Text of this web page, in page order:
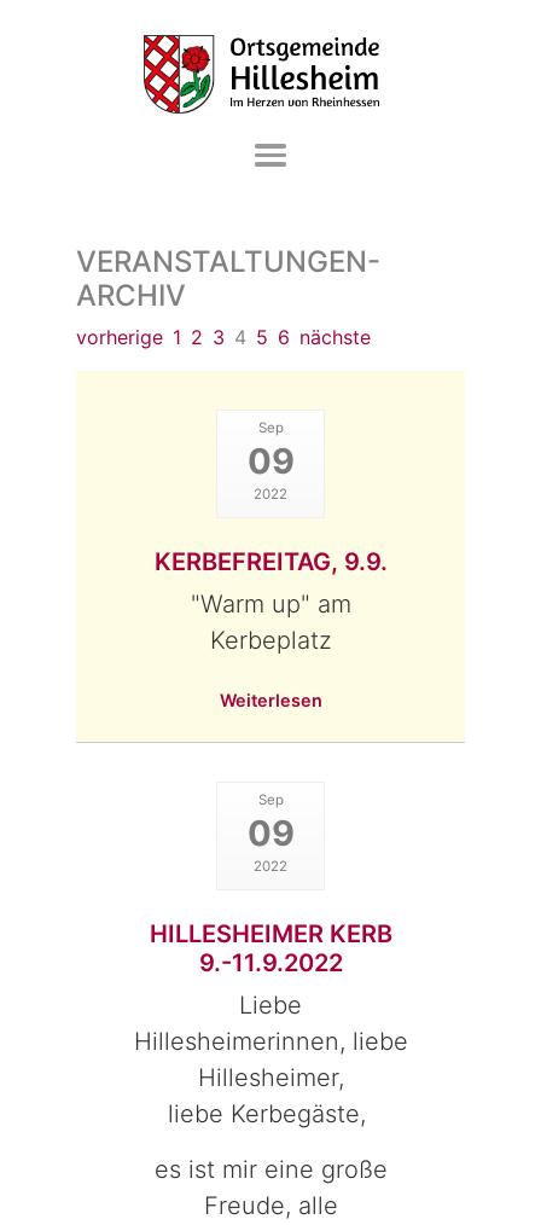
VERWALTUNG & SERVICE
FREIZEIT & KULTUR
VERANSTALTUNGEN-
ARCHIV
vorherige 1 2 3 4 5 6 nächste
Sep
09
2022
KERBEFREITAG, 9.9.
"Warm up" am
Kerbeplatz
Weiterlesen
Sep
09
2022
HILLESHEIMER KERB
9.-11.9.2022
Liebe
Hillesheimerinnen, liebe
Hillesheimer,
liebe Kerbegäste,
es ist mir eine große
Freude, alle